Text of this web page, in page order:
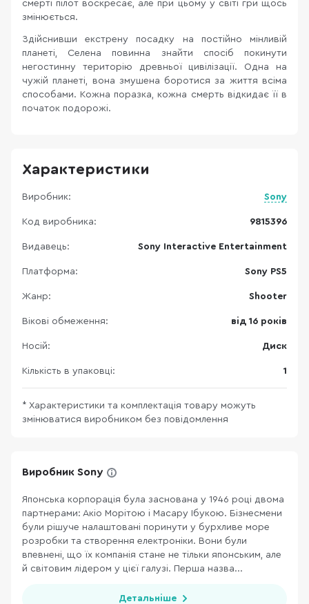
смерті пілот воскресає, але при цьому у світі гри щось
змінюється.
Здійснивши екстрену посадку на постійно мінливій
планеті, Селена повинна знайти спосіб покинути
негостинну територію древньої цивілізації. Одна на
чужій планеті, вона змушена боротися за життя всіма
способами. Кожна поразка, кожна смерть відкидає її в
початок подорожі.
Характеристики
Виробник: Sony
Код виробника: 9815396
Видавець: Sony Interactive Entertainment
Платформа: Sony PS5
Жанр: Shooter
Вікові обмеження: від 16 років
Носій: Диск
Кількість в упаковці: 1
* Характеристики та комплектація товару можуть
змінюватися виробником без повідомлення
Виробник Sony
Японська корпорація була заснована у 1946 році двома
партнерами: Акіо Морітою і Масару Ібукою. Бізнесмени
були рішуче налаштовані поринути у бурхливе море
розробки та створення електроніки. Вони були
впевнені, що їх компанія стане не тільки японським, але
й світовим лідером у цієї галузі. Перша назва...
Детальніше